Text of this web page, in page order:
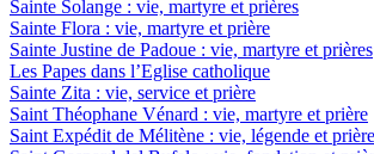
Sainte Solange : vie, martyre et prières
Sainte Flora : vie, martyre et prière
Sainte Justine de Padoue : vie, martyre et prières
Les Papes dans l’Eglise catholique
Sainte Zita : vie, service et prière
Saint Théophane Vénard : vie, martyre et prière
Saint Expédit de Mélitène : vie, légende et